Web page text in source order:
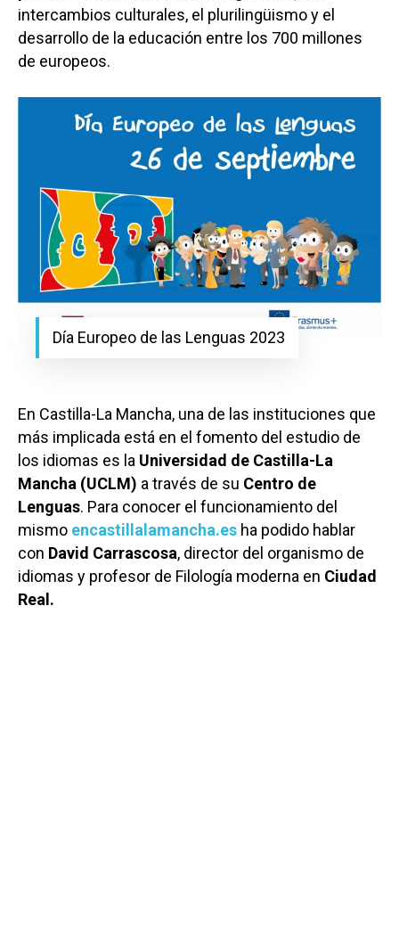
intercambios culturales, el plurilingüismo y el
desarrollo de la educación entre los 700 millones
de europeos.
Día Europeo de las Lenguas 2023
En Castilla-La Mancha, una de las instituciones que
más implicada está en el fomento del estudio de
los idiomas es la Universidad de Castilla-La
Mancha (UCLM) a través de su Centro de
Lenguas. Para conocer el funcionamiento del
mismo encastillalamancha.es ha podido hablar
con David Carrascosa, director del organismo de
idiomas y profesor de Filología moderna en Ciudad
Real.